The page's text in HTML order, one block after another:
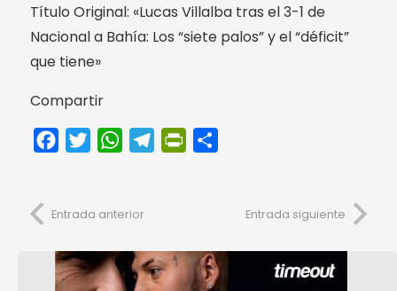
Título Original: «Lucas Villalba tras el 3-1 de
Nacional a Bahía: Los “siete palos” y el “déficit”
que tiene»
Compartir
FacebookTwitterWhatsAppTelegramPrintFriendly
Entrada anterior Entrada siguiente